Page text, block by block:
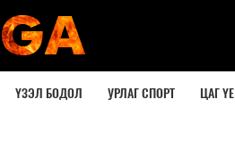
ҮЗЭЛ БОДОЛ УРЛАГ СПОРТ ЦАГ ҮЕ